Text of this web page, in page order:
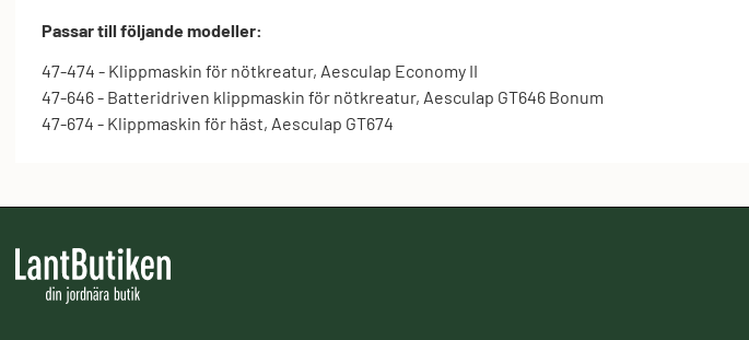
Passar till följande modeller:
47-474 - Klippmaskin för nötkreatur, Aesculap Economy II
47-646 - Batteridriven klippmaskin för nötkreatur, Aesculap GT646 Bonum
47-674 - Klippmaskin för häst, Aesculap GT674